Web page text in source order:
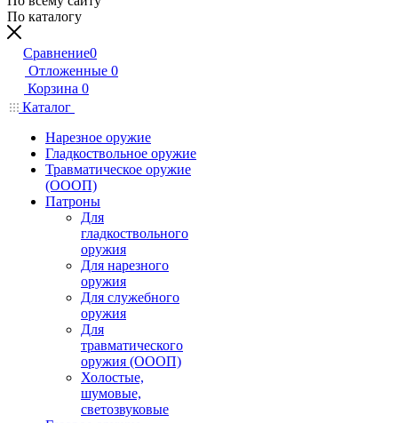
По каталогу
Сравнение0
Отложенные 0
Корзина 0
Каталог
Нарезное оружие
Гладкоствольное оружие
Травматическое оружие
(ОООП)
Патроны
Для
гладкоствольного
оружия
Для нарезного
оружия
Для служебного
оружия
Для
травматического
оружия (ОООП)
Холостые,
шумовые,
светозвуковые